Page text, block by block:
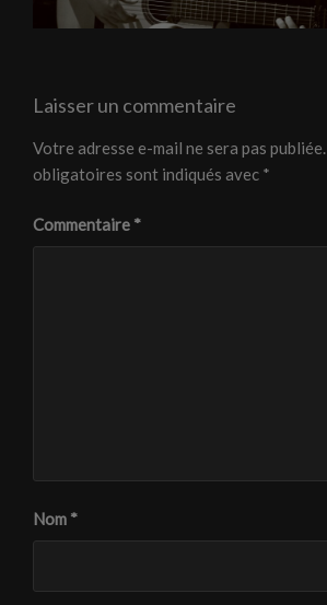
Laisser un commentaire
Votre adresse e-mail ne sera pas publiée.
obligatoires sont indiqués avec *
Commentaire *
Nom *